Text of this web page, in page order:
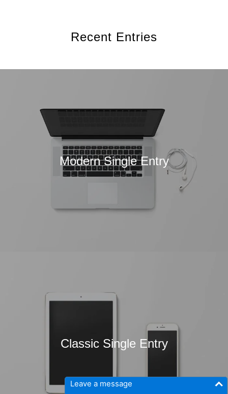
Leave a message
Recent Entries
Modern Single Entry
Classic Single Entry